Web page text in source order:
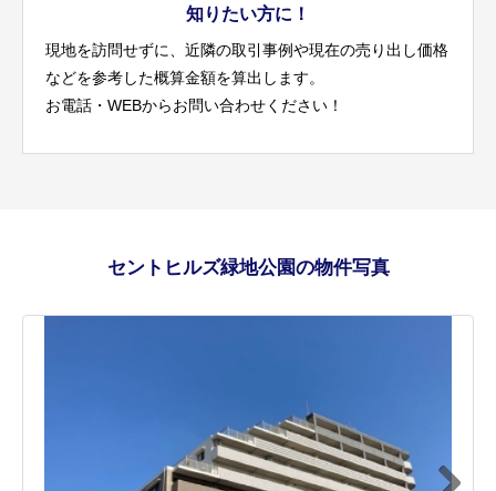
知りたい方に！
現地を訪問せずに、近隣の取引事例や現在の売り出し価格
などを参考した概算金額を算出します。
お電話・WEBからお問い合わせください！
セントヒルズ緑地公園の物件写真